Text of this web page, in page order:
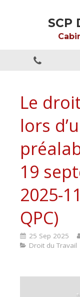
SCP
Le
lors
19
2025-
QPC)
25 Sep 2025
Droit du Travail